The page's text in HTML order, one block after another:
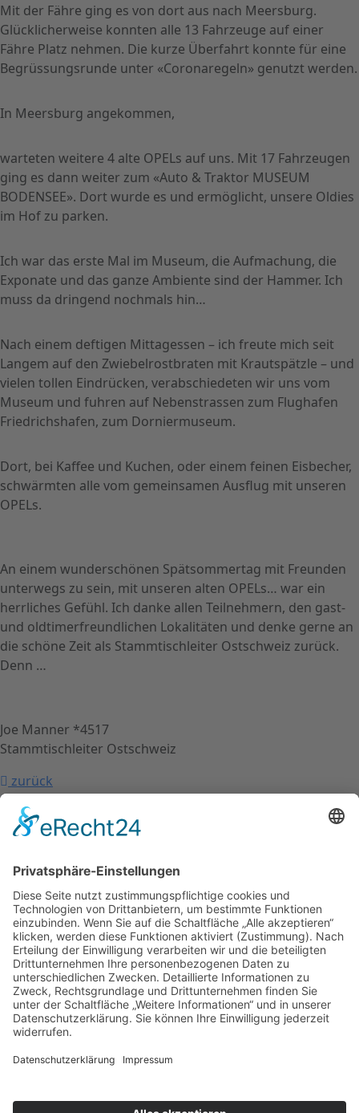
Mit der Fähre ging es von dort aus nach Meersburg.
Glücklicherweise konnten alle 13 Fahrzeuge auf einer
Fähre Platz nehmen. Die kurze Überfahrt konnte für eine
Begrüssungsrunde unter «Coronaregeln» genutzt werden.
In Meersburg angekommen,
warteten weitere 4 alte OPELs auf uns. Mit 17 Fahrzeugen
ging es dann weiter zum «Auto & Traktor MUSEUM
BODENSEE». Dort wurde es und ermöglicht, unsere Oldies
im Hof zu parken.
Ich war das erste Mal im Museum, die Aufmachung, die
Exponate und das ganze Ambiente sind der Hammer. Ich
muss da dringend nochmals hin…
Nach einem deftigen Mittagessen – ich freute mich seit
Langem auf den Zwiebelrostbraten mit Krautspätzle – und
vielen tollen Eindrücken, verabschiedeten wir uns vom
Museum und fuhren auf Nebenstrassen zum Flughafen
Friedrichshafen, zum Dorniermuseum.
Dort, bei Kaffee und Kuchen, oder einem feinen Eisbecher,
schwärmten alle vom gemeinsamen Ausflug mit unseren
OPELs.
An einem wunderschönen Spätsommertag mit Freunden
unterwegs zu sein, mit unseren alten OPELs… war ein
herrliches Gefühl. Ich danke allen Teilnehmern, den gast-
und oldtimerfreundlichen Lokalitäten und denke gerne an
die schöne Zeit als Stammtischleiter Ostschweiz zurück.
Denn …
Joe Manner *4517
Stammtischleiter Ostschweiz
zurück
Kontakt
Impressum
Mitgliederbereich
Facebook
Instagram
Umsetzung:DOUBLE-A-DESIGN
Kontakt
Impressum
Datenschutzerklärung
Mitgliederbereich
Umsetzung:
Suche